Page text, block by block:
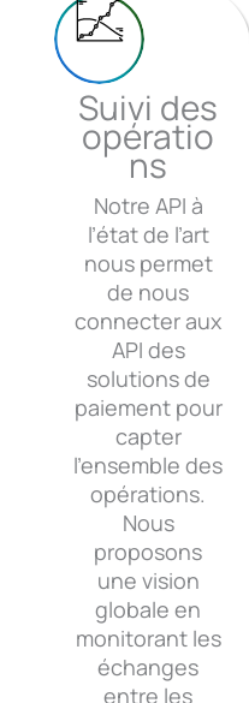
Suivi des
opératio
ns
Notre API à
l’état de l’art
nous permet
de nous
connecter aux
API des
solutions de
paiement pour
capter
l’ensemble des
opérations.
Nous
proposons
une vision
globale en
monitorant les
échanges
entre les